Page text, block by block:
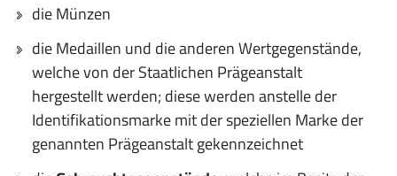
die Münzen
die Medaillen und die anderen Wertgegenstände,
welche von der Staatlichen Prägeanstalt
hergestellt werden; diese werden anstelle der
Identifikationsmarke mit der speziellen Marke der
genannten Prägeanstalt gekennzeichnet